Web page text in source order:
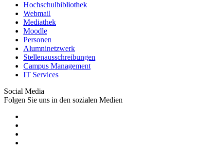
Hochschulbibliothek
Webmail
Mediathek
Moodle
Personen
Alumninetzwerk
Stellenausschreibungen
Campus Management
IT Services
Social Media
Folgen Sie uns in den sozialen Medien